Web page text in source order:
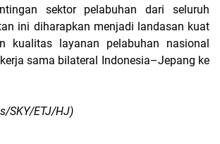
sektor pelabuhan dari seluruh
ini diharapkan menjadi landasan kuat
kualitas layanan pelabuhan nasional
sama bilateral Indonesia–Jepang ke
SKY/ETJ/HJ)